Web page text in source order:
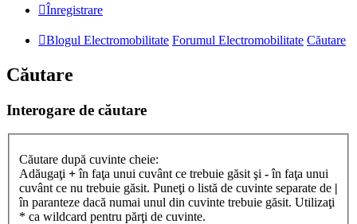
Înregistrare
Blogul Electromobilitate Forumul Electromobilitate Căutare
Căutare
Interogare de căutare
Căutare după cuvinte cheie:
Adăugaţi +în faţa unui cuvânt ce trebuie găsit şi -în faţa unui
cuvânt ce nu trebuie găsit. Puneţi o listă de cuvinte separate de |
în paranteze dacă numai unul din cuvinte trebuie găsit. Utilizaţi
* ca wildcard pentru părţi de cuvinte.